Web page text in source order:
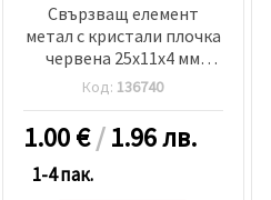
Свързващ елемент
метал с кристали плочка
червена 25x11x4 мм
дупка 1.5 мм цвят сребро
-2 броя
Код: 136740
1.00€/1.96 лв.
1-4 пак.